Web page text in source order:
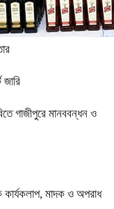
জারি
গাজীপুরে মানববন্ধন ও
কার্যকলাপ, মাদক ও অপরাধ